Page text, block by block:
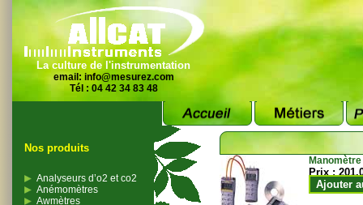
La culture de l'instrumentation
email: info@mesurez.com
Tél : 04 42 34 83 48
Nos produits
Analyseurs d’o2 et co2
Anémomètres
Awmètres
Prix :
Ajouter